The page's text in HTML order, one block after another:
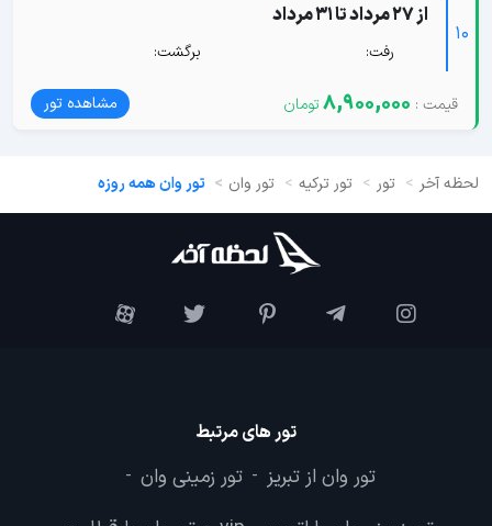
10
از 27 مرداد تا 31 مرداد
رفت: برگشت:
8,900,000 مشاهده تور
لحظه آخر تور تور ترکیه تور وان تور وان همه روزه
تور های مرتبط
تور وان از تبریز - تور زمینی وان -